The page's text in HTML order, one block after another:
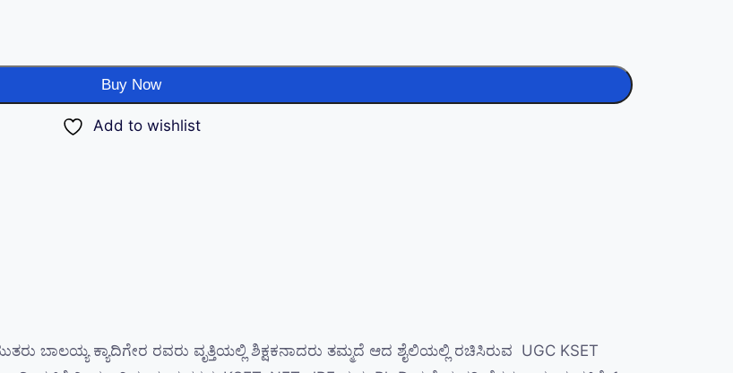
Buy Now
Add to wishlist
ಬಾಲಯ್ಯ ಕ್ಯಾದಿಗೇರ ರವರು ವೃತ್ತಿಯಲ್ಲಿ ಶಿಕ್ಷಕನಾದರು ತಮ್ಮದೆ ಆದ ಶೈಲಿಯಲ್ಲಿ ರಚಿಸಿರುವ UGC KSET